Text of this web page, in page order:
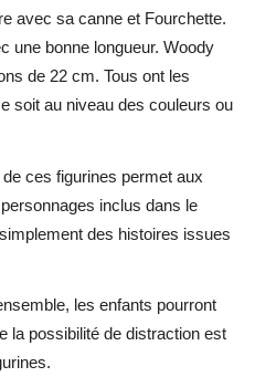
avec sa canne et Fourchette.
une bonne longueur. Woody
de 22 cm. Tous ont les
soit au niveau des couleurs ou
de ces figurines permet aux
inclus dans le
des histoires issues
les enfants pourront
la possibilité de distraction est